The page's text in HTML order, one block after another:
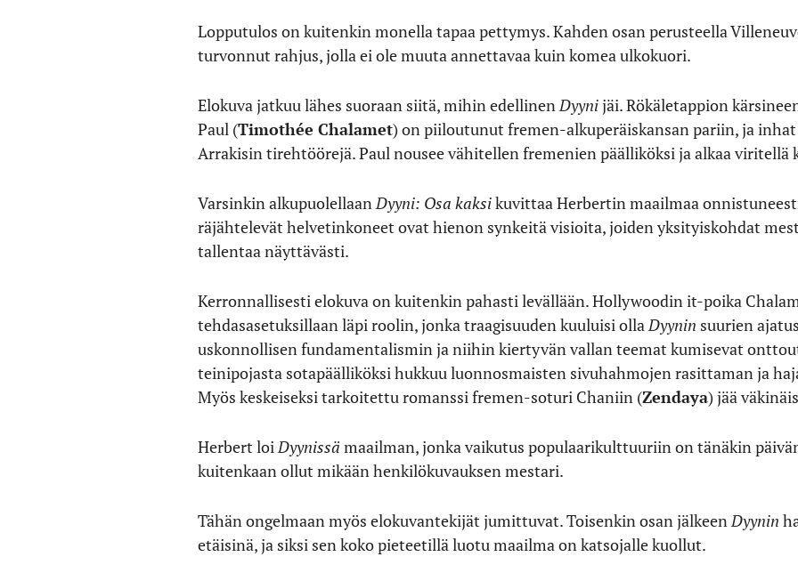
Lopputulos on kuitenkin monella tapaa pettymys. Kahden osan perusteella
turvonnut rahjus, jolla ei ole muuta annettavaa kuin komea ulkokuori.
Elokuva jatkuu lähes suoraan siitä, mihin edellinenDyynijäi. Rökäletappion
Paul (Timothée Chalamet) on piiloutunut fremen-alkuperäiskansan pariin, ja
Arrakisin tirehtöörejä. Paul nousee vähitellen fremenien päälliköksi ja alkaa viritellä
Varsinkin alkupuolellaanDyyni: Osa kaksikuvittaa Herbertin maailmaa
räjähtelevät helvetinkoneet ovat hienon synkeitä visioita, joiden yksityiskohdat
tallentaa näyttävästi.
Kerronnallisesti elokuva on kuitenkin pahasti levällään. Hollywoodin it-poika
tehdasasetuksillaan läpi roolin, jonka traagisuuden kuuluisi ollaDyynin suurien
uskonnollisen fundamentalismin ja niihin kiertyvän vallan teemat kumisevat
teinipojasta sotapäälliköksi hukkuu luonnosmaisten sivuhahmojen rasittaman ja
Myös keskeiseksi tarkoitettu romanssi fremen-soturi Chaniin (Zendaya) jää
Herbert loiDyynissä maailman, jonka vaikutus populaarikulttuuriin on tänäkin
kuitenkaan ollut mikään henkilökuvauksen mestari.
Tähän ongelmaan myös elokuvantekijät jumittuvat. Toisenkin osan jälkeenDyynin
etäisinä, ja siksi sen koko pieteetillä luotu maailma on katsojalle kuollut.